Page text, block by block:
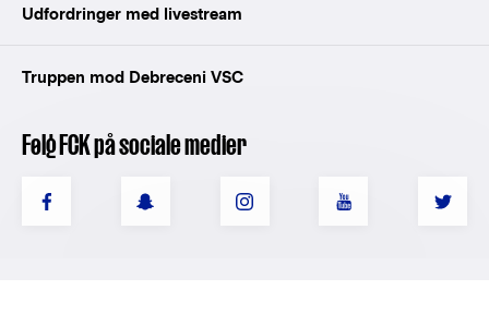
Udfordringer med livestream
Truppen mod Debreceni VSC
Følg FCK på sociale medier